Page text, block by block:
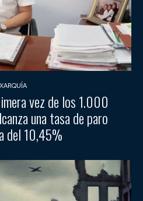
vez de los 1.000
una tasa de paro
del 10,45%